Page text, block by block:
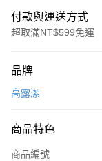
付款與運送方式
超取滿NT$599免運
信用卡一次付款
LINE Pay
Apple Pay
品牌
高露潔
商品特色
商品編號